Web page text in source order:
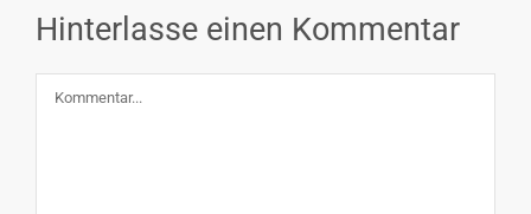
Hinterlasse einen Kommentar
Kommentar